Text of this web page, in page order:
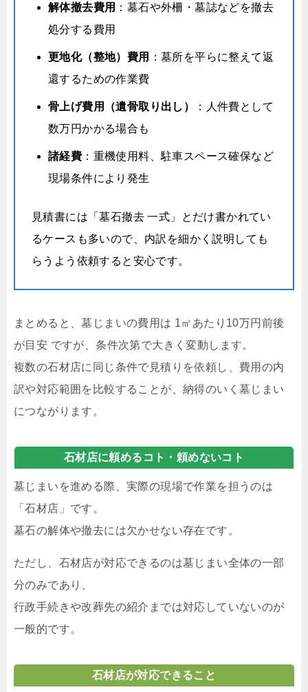
解体撤去費用 ：墓石や外柵・墓誌などを撤去
処分する費用
更地化（整地）費用
：墓所を平らに整えて返
還するための作業費
骨上げ費用（遺骨取り出し）
：人件費として
数万円かかる場合も
諸経費 ：重機使用料、駐車スペース確保など
現場条件により発生
見積書には「墓石撤去 一式」とだけ書かれてい
るケースも多いので、内訳を細かく説明しても
らうよう依頼すると安心です。
まとめると、墓じまいの費用は 1㎡あたり10万円前後
が目安 ですが、条件次第で大きく変動します。
複数の石材店に同じ条件で見積りを依頼し、費用の内
訳や対応範囲を比較することが、納得のいく墓じまい
につながります。
石材店に頼める コト・頼めないコト
墓じまいを進める際、実際の現場で作業を担うのは
「石材店」です。
墓石の解体や撤去には欠かせない存在です。
ただし、石材店が対応できるのは墓じまい全体の一部
分のみであり、
行政手続きや改葬先の紹介までは対応していないのが
一般的です。
石材店が対応できること